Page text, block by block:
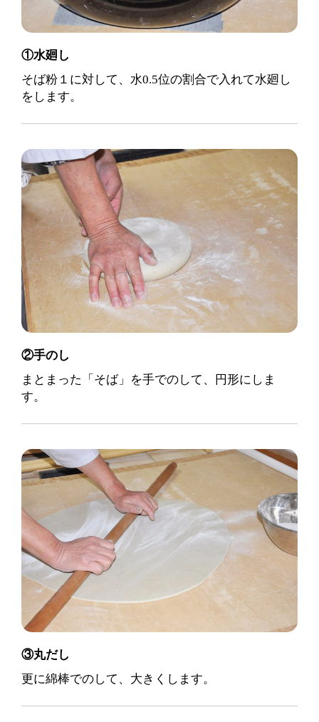
①水廻し
そば粉１に対して、水0.5位の割合で入れて水廻し
をします。
②手のし
まとまった「そば」を手でのして、円形にしま
す。
③丸だし
更に綿棒でのして、大きくします。